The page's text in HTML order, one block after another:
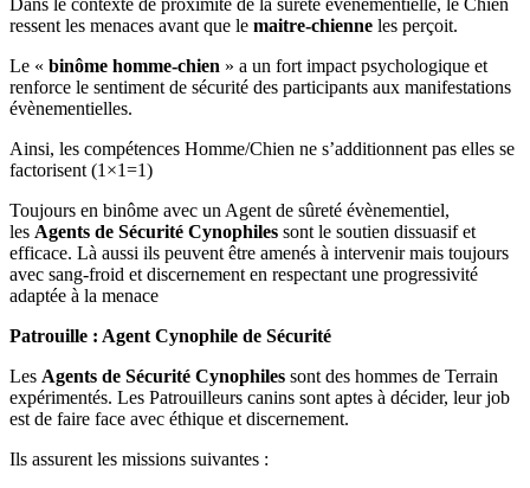
Dans le contexte de proximité de la sûreté événementielle, le Chien
ressent les menaces avant que le maitre-chienne les perçoit.
Le « binôme homme-chien » a un fort impact psychologique et
renforce le sentiment de sécurité des participants aux manifestations
évènementielles.
Ainsi, les compétences Homme/Chien ne s’additionnent pas elles se
factorisent (1×1=1)
Toujours en binôme avec un Agent de sûreté évènementiel,
les Agents de Sécurité Cynophiles sont le soutien dissuasif et
efficace. Là aussi ils peuvent être amenés à intervenir mais toujours
avec sang-froid et discernement en respectant une progressivité
adaptée à la menace
Patrouille : Agent Cynophile de Sécurité
Les Agents de Sécurité Cynophiles sont des hommes de Terrain
expérimentés. Les Patrouilleurs canins sont aptes à décider, leur job
est de faire face avec éthique et discernement.
Ils assurent les missions suivantes :